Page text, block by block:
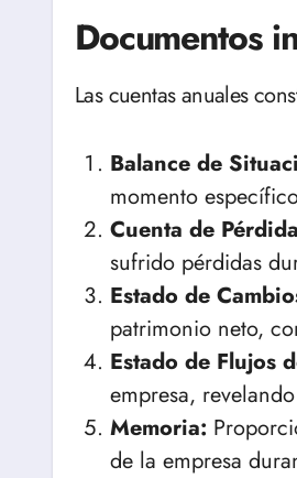
Documentos
Las cuentas anuales
Balance de
momento
Cuenta de
sufrido pérdidas
Estado de
patrimonio neto,
Estado de Flujos
empresa,
Memoria:
de la empresa